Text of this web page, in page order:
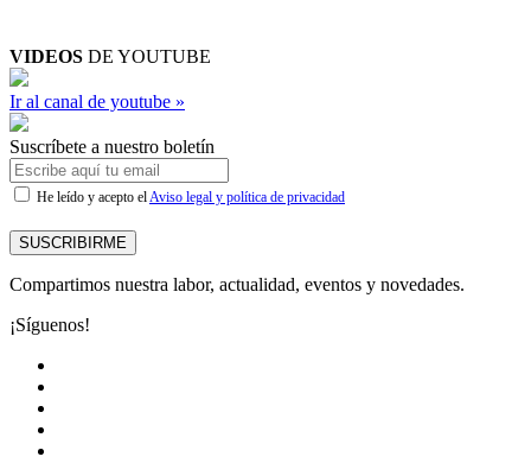
VIDEOS DE YOUTUBE
Ir al canal de youtube »
Suscríbete a nuestro boletín
He leído y acepto elAviso legal y política de privacidad
SUSCRIBIRME
Compartimos nuestra labor, actualidad, eventos y novedades.
¡Síguenos!